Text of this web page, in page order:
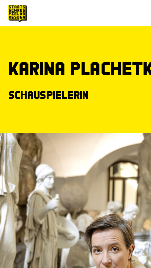
Karina
Schauspielerin